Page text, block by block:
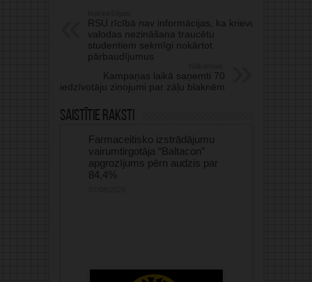
RSU rīcībā nav informācijas, ka krievu
valodas nezināšana traucētu
studentiem sekmīgi nokārtot
pārbaudījumus
Kampaņas laikā saņemti 70
iedzīvotāju ziņojumi par zāļu blaknēm
Saistītie raksti
Farmaceitisko izstrādājumu
vairumtirgotāja “Baltacon”
apgrozījums pērn audzis par
84,4%